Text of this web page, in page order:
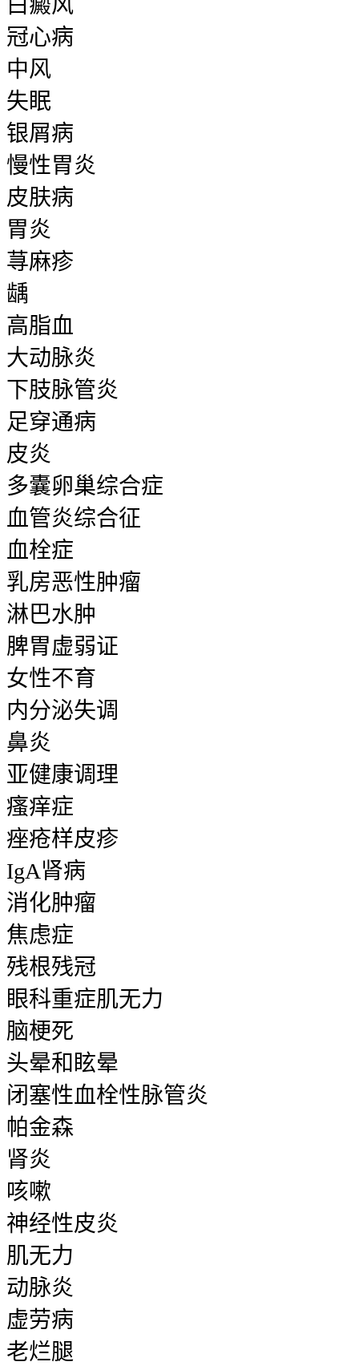
白癜风
冠心病
中风
失眠
银屑病
慢性胃炎
皮肤病
胃炎
荨麻疹
龋
高脂血
大动脉炎
下肢脉管炎
足穿通病
皮炎
多囊卵巢综合症
血管炎综合征
血栓症
乳房恶性肿瘤
淋巴水肿
脾胃虚弱证
女性不育
内分泌失调
鼻炎
亚健康调理
瘙痒症
痤疮样皮疹
IgA肾病
消化肿瘤
焦虑症
残根残冠
眼科重症肌无力
脑梗死
头晕和眩晕
闭塞性血栓性脉管炎
帕金森
肾炎
咳嗽
神经性皮炎
肌无力
动脉炎
虚劳病
老烂腿